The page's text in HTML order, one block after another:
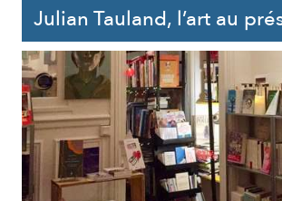
Julian Tauland, l’art au